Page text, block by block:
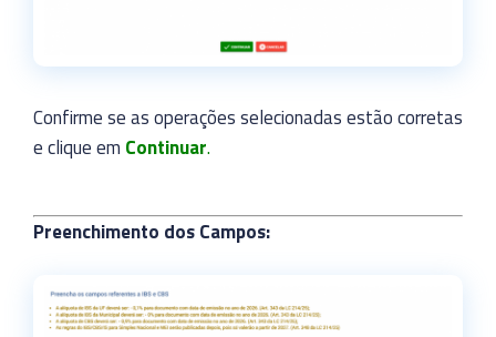
Confirme se as operações selecionadas estão corretas
e clique em Continuar.
Preenchimento dos Campos: